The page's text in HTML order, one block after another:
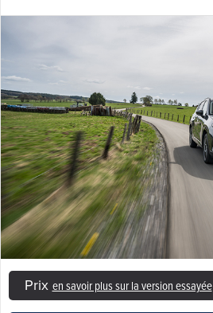
Prix en savoir plus sur la version essayée